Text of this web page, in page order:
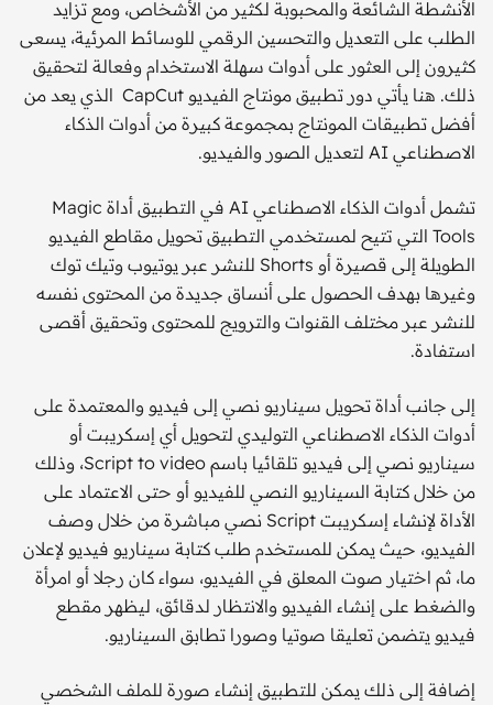
الأنشطة ‏الشائعة والمحبوبة لكثير من الأشخاص، ومع تزايد
الطلب على التعديل ‏والتحسين الرقمي للوسائط المرئية، يسعى
كثيرون إلى العثور على ‏أدوات سهلة الاستخدام وفعالة لتحقيق
ذلك. هنا يأتي دور تطبيق مونتاج ‏الفيديو CapCut ‏ الذي يعد من
أفضل تطبيقات المونتاج بمجموعة ‏كبيرة من أدوات الذكاء
الاصطناعي AI لتعديل الصور والفيديو.‏
تشمل أدوات الذكاء الاصطناعي AI في التطبيق أداة ‏Magic
Tools‏ ‏التي تتيح لمستخدمي التطبيق تحويل مقاطع الفيديو
الطويلة إلى قصيرة أو Shorts ‏للنشر عبر يوتيوب وتيك توك
وغيرها بهدف الحصول على ‏أنساق جديدة من المحتوى نفسه
للنشر عبر مختلف القنوات والترويج ‏للمحتوى وتحقيق أقصى
استفادة.‏
إلى جانب أداة تحويل سيناريو نصي إلى فيديو والمعتمدة على
أدوات ‏الذكاء الاصطناعي التوليدي لتحويل أي إسكريبت أو
سيناريو نصي إلى ‏فيديو تلقائيا باسم ‏Script to video، وذلك
من خلال كتابة السيناريو ‏النصي للفيديو أو حتى الاعتماد على
الأداة لإنشاء إسكريبت Script نصي ‏مباشرة من خلال وصف
الفيديو، حيث يمكن للمستخدم طلب كتابة ‏سيناريو فيديو لإعلان
ما، ثم اختيار صوت المعلق في الفيديو، سواء كان رجلا ‏أو امرأة
والضغط على إنشاء الفيديو والانتظار لدقائق، ليظهر مقطع
فيديو ‏يتضمن تعليقا صوتيا وصورا تطابق السيناريو.
إضافة إلى ذلك يمكن للتطبيق إنشاء صورة للملف الشخصي